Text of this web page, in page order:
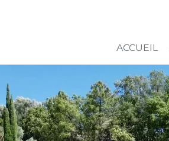
ACCUEIL